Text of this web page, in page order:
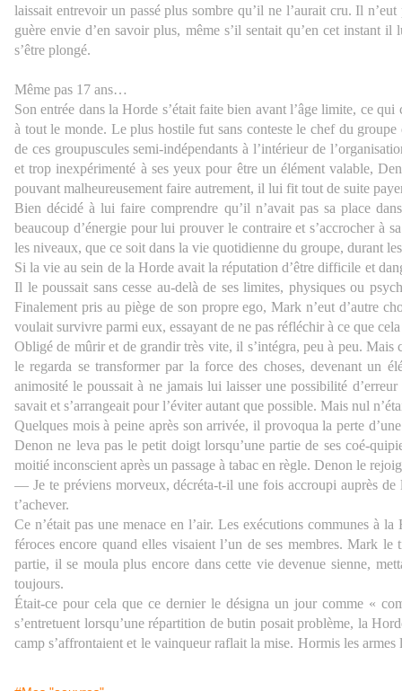
laissait entrevoir un passé plus sombre qu’il ne l’aurait cru. Il
guère envie d’en savoir plus, même s’il sentait qu’en cet instant
s’être plongé.
Même pas 17 ans…
Son entrée dans la Horde s’était faite bien avant l’âge limite, ce
à tout le monde. Le plus hostile fut sans conteste le chef du
de ces groupuscules semi-indépendants à l’intérieur de
et trop inexpérimenté à ses yeux pour être un élément valable,
pouvant malheureusement faire autrement, il lui fit tout de suite
Bien décidé à lui faire comprendre qu’il n’avait pas sa place
beaucoup d’énergie pour lui prouver le contraire et s’accrocher à
les niveaux, que ce soit dans la vie quotidienne du groupe, durant
Si la vie au sein de la Horde avait la réputation d’être difficile et
Il le poussait sans cesse au-delà de ses limites, physiques ou
Finalement pris au piège de son propre ego, Mark n’eut d’autre
voulait survivre parmi eux, essayant de ne pas réfléchir à ce que
Obligé de mûrir et de grandir très vite, il s’intégra, peu à peu.
le regarda se transformer par la force des choses, devenant un
animosité le poussait à ne jamais lui laisser une possibilité
savait et s’arrangeait pour l’éviter autant que possible. Mais nul
Quelques mois à peine après son arrivée, il provoqua la perte
Denon ne leva pas le petit doigt lorsqu’une partie de ses coé-
moitié inconscient après un passage à tabac en règle. Denon le
— Je te préviens morveux, décréta-t-il une fois accroupi auprès
t’achever.
Ce n’était pas une menace en l’air. Les exécutions communes à
féroces encore quand elles visaient l’un de ses membres. Mark
partie, il se moula plus encore dans cette vie devenue sienne,
toujours.
Était-ce pour cela que ce dernier le désigna un jour comme «
s’entretuent lorsqu’une répartition de butin posait problème, la
camp s’affrontaient et le vainqueur raflait la mise. Hormis les